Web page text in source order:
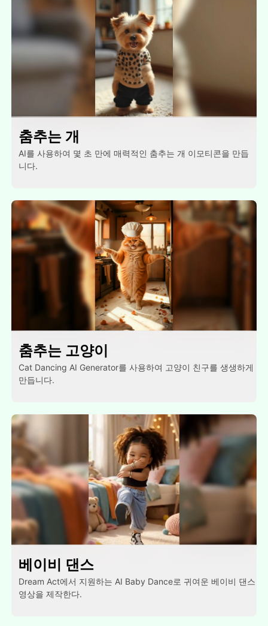
춤추는 개
AI를 사용하여 몇 초 만에 매력적인 춤추는 개 이모티콘을 만듭
니다.
춤추는 고양이
Cat Dancing AI Generator를 사용하여 고양이 친구를 생생하게
만듭니다.
베이비 댄스
Dream Act에서 지원하는 AI Baby Dance로 귀여운 베이비 댄스
영상을 제작한다.